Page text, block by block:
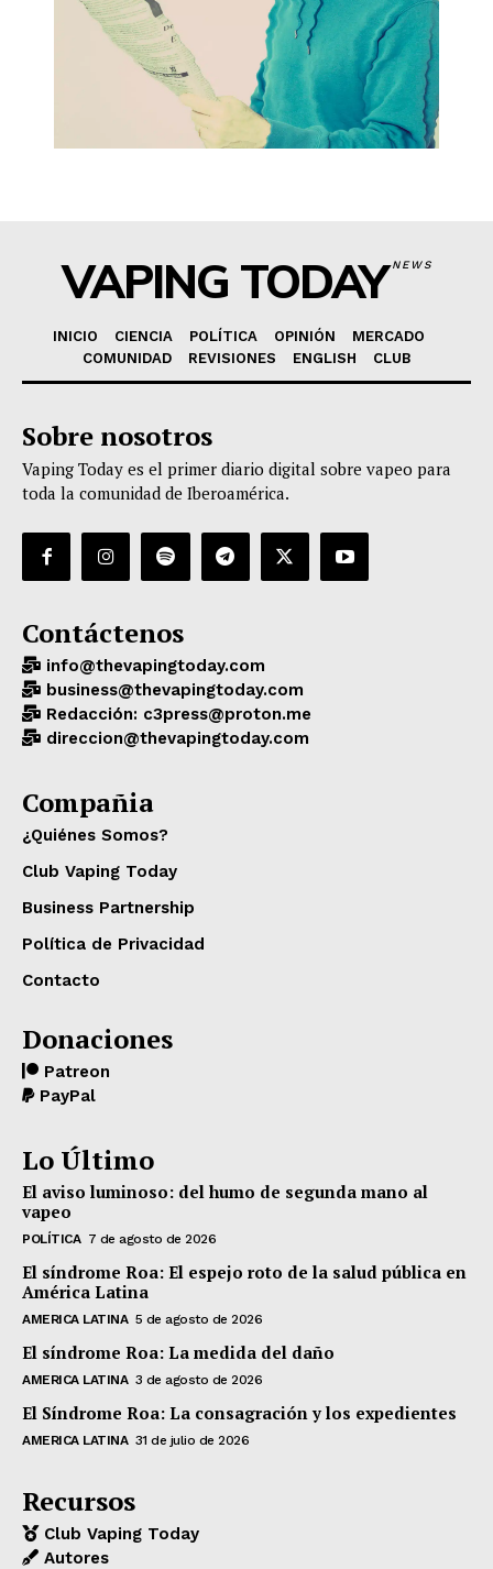
VAPING TODAYNEWS
INICIO CIENCIA POLÍTICA OPINIÓN
MERCADO
COMUNIDAD
REVISIONES ENGLISH CLUB
Sobre nosotros
Vaping Today es el primer diario digital sobre vapeo para
toda la comunidad de Iberoamérica.
Contáctenos
info@thevapingtoday.com
business@thevapingtoday.com
Redacción: c3press@proton.me
direccion@thevapingtoday.com
Compañia
¿Quiénes Somos?
Club Vaping Today
Business Partnership
Política de Privacidad
Contacto
Donaciones
Patreon
PayPal
Lo Último
El aviso luminoso: del humo de segunda mano al
vapeo
POLÍTICA 7 de agosto de 2026
El síndrome Roa: El espejo roto de la salud pública en
América Latina
AMERICA LATINA 5 de agosto de 2026
El síndrome Roa: La medida del daño
AMERICA LATINA 3 de agosto de 2026
El Síndrome Roa: La consagración y los expedientes
AMERICA LATINA 31 de julio de 2026
Recursos
Club Vaping Today
Autores